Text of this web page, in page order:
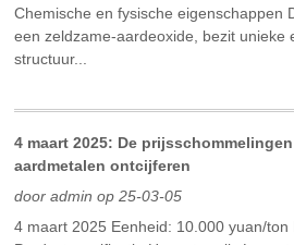
Chemische en fysische eigenschappen‌
een zeldzame-aardeoxide, bezit unieke
structuur...
4 maart 2025: De
aardmetalen ontcijferen
door admin op 25-03-05
4 maart 2025 Eenheid: 10.000 yuan/ton